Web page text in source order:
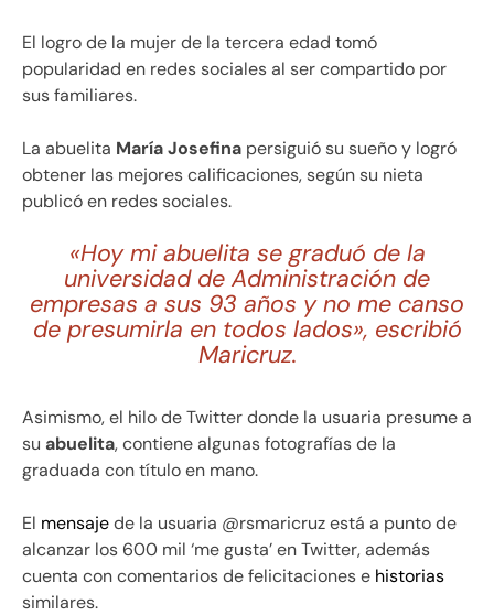
El logro de la mujer de la tercera edad tomó
popularidad en redes sociales al ser compartido por
sus familiares.
La abuelita María Josefina persiguió su sueño y logró
obtener las mejores calificaciones, según su nieta
publicó en redes sociales.
«Hoy mi abuelita se graduó de la
universidad de Administración de
empresas a sus 93 años y no me canso
de presumirla en todos lados», escribió
Maricruz.
Asimismo, el hilo de Twitter donde la usuaria presume a
su abuelita, contiene algunas fotografías de la
graduada con título en mano.
El mensajede la usuaria @rsmaricruz está a punto de
alcanzar los 600 mil ‘me gusta’ en Twitter, además
cuenta con comentarios de felicitaciones e historias
similares.